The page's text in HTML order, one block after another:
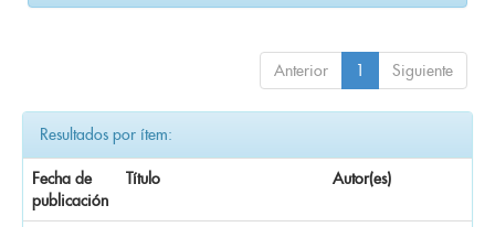
Anterior 1 Siguiente
Resultados por ítem:
Fecha de
publicación
Título Autor(es)